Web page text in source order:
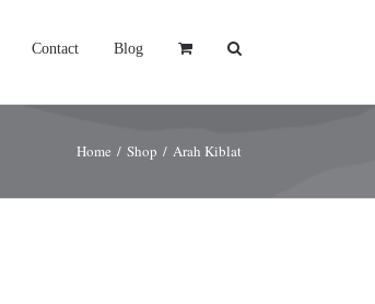
Contact Blog
Home / Shop / Arah Kiblat